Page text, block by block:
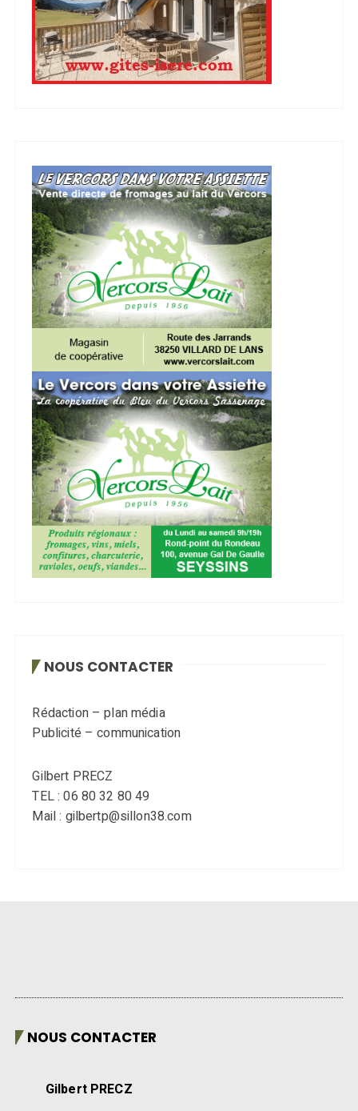
NOUS CONTACTER
Rédaction – plan média
Publicité – communication
Gilbert PRECZ
TEL : 06 80 32 80 49
Mail : gilbertp@sillon38.com
NOUS CONTACTER
Gilbert PRECZ